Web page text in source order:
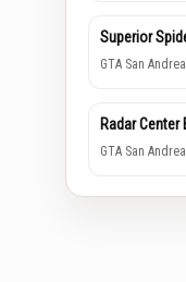
Superior
GTA San
Radar Center
GTA San